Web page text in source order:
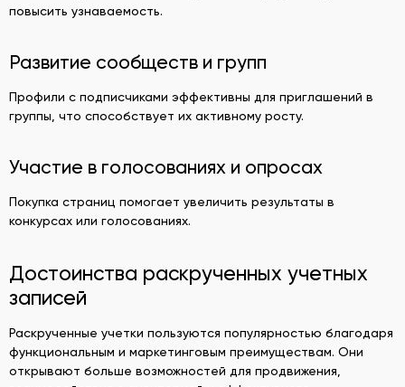
повысить узнаваемость.
Развитие сообществ и групп
Профили с подписчиками эффективны для приглашений в
группы, что способствует их активному росту.
Участие в голосованиях и опросах
Покупка страниц помогает увеличить результаты в
конкурсах или голосованиях.
Достоинства раскрученных учетных
записей
Раскрученные учетки пользуются популярностью благодаря
функциональным и маркетинговым преимуществам. Они
открывают больше возможностей для продвижения,